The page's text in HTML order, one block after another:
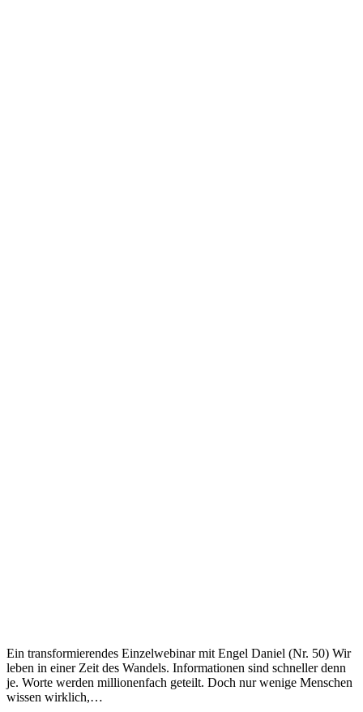
Ein transformierendes Einzelwebinar mit Engel Daniel (Nr. 50) Wir
leben in einer Zeit des Wandels. Informationen sind schneller denn
je. Worte werden millionenfach geteilt. Doch nur wenige Menschen
wissen wirklich,…